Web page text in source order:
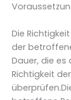
Die
der
Dauer, die
Richtigkeit